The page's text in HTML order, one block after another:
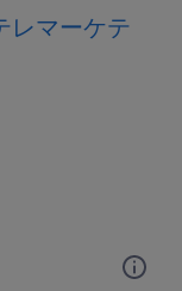
レマーケテ